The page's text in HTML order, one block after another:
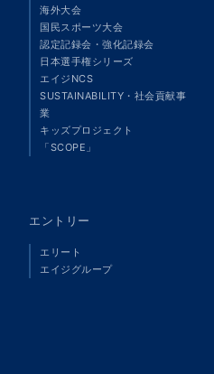
海外大会
国民スポーツ大会
認定記録会・強化記録会
日本選手権シリーズ
エイジNCS
SUSTAINABILITY・社会貢献事
業
キッズプロジェクト
「SCOPE」
エントリー
エリート
エイジグループ